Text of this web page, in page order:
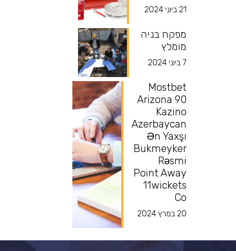
21 ביוני 2024
מפקח בניה
מומלץ
7 ביוני 2024
Mostbet
Arizona 90
Kazino
Azerbaycan
Ən Yaxşı
Bukmeyker
Rəsmi
Point Away
11wickets
Co
20 במרץ 2024